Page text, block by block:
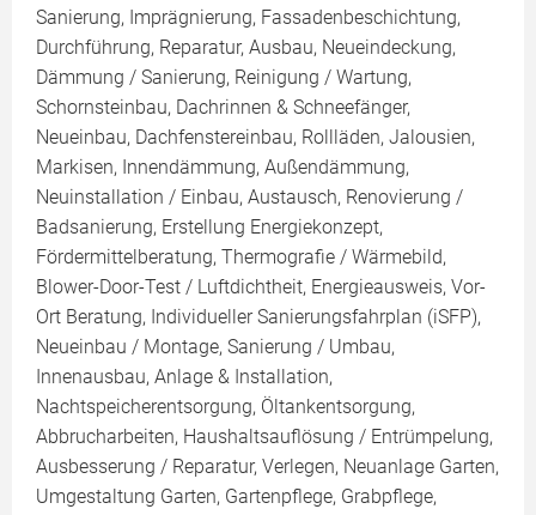
Sanierung, Imprägnierung, Fassadenbeschichtung,
Durchführung, Reparatur, Ausbau, Neueindeckung,
Dämmung / Sanierung, Reinigung / Wartung,
Schornsteinbau, Dachrinnen & Schneefänger,
Neueinbau, Dachfenstereinbau, Rollläden, Jalousien,
Markisen, Innendämmung, Außendämmung,
Neuinstallation / Einbau, Austausch, Renovierung /
Badsanierung, Erstellung Energiekonzept,
Fördermittelberatung, Thermografie / Wärmebild,
Blower-Door-Test / Luftdichtheit, Energieausweis, Vor-
Ort Beratung, Individueller Sanierungsfahrplan (iSFP),
Neueinbau / Montage, Sanierung / Umbau,
Innenausbau, Anlage & Installation,
Nachtspeicherentsorgung, Öltankentsorgung,
Abbrucharbeiten, Haushaltsauflösung / Entrümpelung,
Ausbesserung / Reparatur, Verlegen, Neuanlage Garten,
Umgestaltung Garten, Gartenpflege, Grabpflege,